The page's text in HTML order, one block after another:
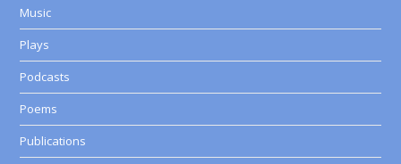
Music
Plays
Podcasts
Poems
Publications